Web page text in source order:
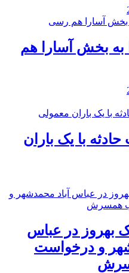
به بخش آسارا هم
با یک باران
بهروز در عباس
و درخواست